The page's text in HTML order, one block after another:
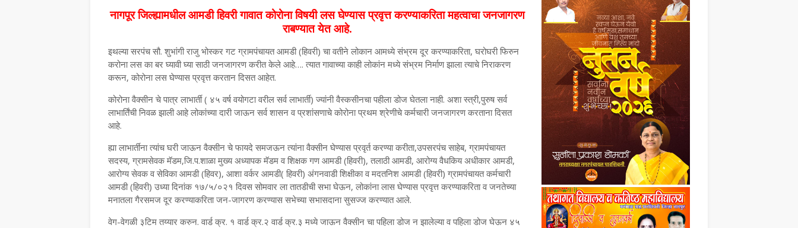
नागपूर जिल्ह्यामधील आमडी हिवरी गावात कोरोना विषयी लस घेण्यास प्रवृत्त करण्याकरिता महत्वाचा जनजागरण
राबण्यात येत आहे.
इथल्या सरपंच सौ. शुभांगी राजु भोस्कर गट ग्रामपंचायत आमडी (हिवरी) चा वतीने लोकान आमध्ये संभ्रम दूर करण्याकरिता, घरोघरी फिरुन
करोना लस का बर घ्यावी घ्या साठी जनजागरण करीत केले आहे…. त्यात गावाच्या काही लोकांन मध्ये संभ्रम निर्माण झाला त्याचे निराकरण
करून, कोरोना लस घेण्यास प्रवृत्त करतान दिसत आहेत.
कोरोना वैक्सीन चे पात्र लाभार्ती ( ४५ वर्ष वयोगटा वरील सर्व लाभार्ती) ज्यांनी वैस्कसीनचा पहीला डोज घेतला नाही. अशा स्त्री,पुरुष सर्व
लाभार्तिंची निवळ झाली आहे लोकांच्या दारी जाऊन सर्व शासन व प्रशांसणाचे कोरोना प्रथम श्रेणीचे कर्मचारी जनजागरण करताना दिसत
आहे.
ह्या लाभार्तीना त्यांच घरी जाऊन वैक्सीन चे फायदे समजऊन त्यांना वैक्सीन घेण्यास प्रवृर्त करण्या करीता,उपसरपंच साहेब, ग्रामपंचायत
सदस्य, ग्रामसेवक मॅडम,जि.प.शाळा मुख्य अध्यापक मॅडम व शिक्षक गण आमडी (हिवरी), तलाठी आमडी, आरोग्य वैधकिय अधीकार आमडी,
आरोग्य सेवक व सेविका आमडी (हिवर), आशा वर्कर आमडी( हिवरी) अंगनवाडी शिक्षीका व मदतनिश आमडी (हिवरी) ग्रामपंचायत कर्मचारी
आमडी (हिवरी) उध्या दिनांक १७/५/०२१ दिवस सोमवार ला तातडीची सभा घेऊन, लोकांना लास घेण्यास प्रवृत्त करण्याकरिता व जनतेच्या
मनातला गैरसमज दूर करण्याकरिता जन-जागरण करण्यास सभेच्या सभासदाना सुसज्ज करण्यात आले.
वेग-वेगळी ३टिम तय्यार करुन. वार्ड क्र. १ वार्ड क्र.२ वार्ड क्र.३ मध्ये जाऊन वैक्सीन चा पहिला डोज न झालेल्या व पहिला डोज घेऊन ४५